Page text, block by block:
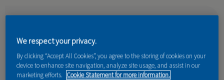
AKADEMIE
PARTNEŘI
Nakupují u nás
We respect your privacy.
By clicking “Accept All Cookies”, you agree to the storing of cookies on your
device to enhance site navigation, analyze site usage, and assist in our
marketing efforts. Cookie Statement for more information.